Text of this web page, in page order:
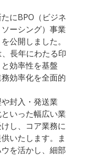
にBPO（ビジネ
ーシング）事業
公開しました。
長年にわたる印
効率性を基盤
効率化を全面的
封入・発送業
いった幅広い業
し、コア業務に
いたします。ま
を活かし、細部